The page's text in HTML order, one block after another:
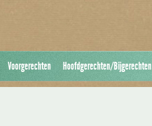
Voorgerechten Hoofdgerechten/Bijgerechten